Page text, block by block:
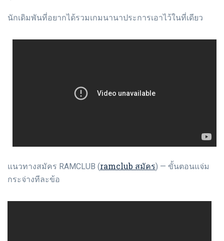
นักเดิมพันที่อยากได้รวมเกมนานาประการเอาไว้ในที่เดียว
แนวทางสมัคร RAMCLUB (ramclub สมัคร) — ขั้นตอนแจ่ม
กระจ่างทีละข้อ